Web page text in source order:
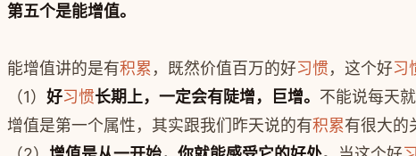
第五个是能增值。
能增值讲的是有积累 ，既然价值百万的好习惯，这个好习
（1） 好习惯长期上，一定会有陡增，巨增。 不能说每天
增值是第一个属性，其实跟我们昨天说的有积累有很大的